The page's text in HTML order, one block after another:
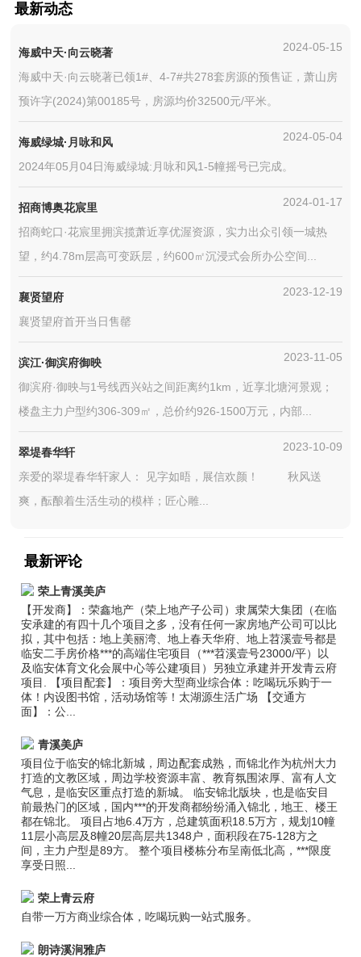
最新动态
海威中天·向云晓著 2024-05-15
海威中天·向云晓著已领1#、4-7#共278套房源的预售证，萧山房
预许字(2024)第00185号，房源均价32500元/平米。
海威绿城·月咏和风 2024-05-04
2024年05月04日海威绿城:月咏和风1-5幢摇号已完成。
招商博奥花宸里 2024-01-17
招商蛇口·花宸里拥滨揽萧近享优渥资源，实力出众引领一城热
望，约4.78m层高可变跃层，约600㎡沉浸式会所办公空间...
襄贤望府 2023-12-19
襄贤望府首开当日售罄
滨江·御滨府御映 2023-11-05
御滨府·御映与1号线西兴站之间距离约1km，近享北塘河景观；
楼盘主力户型约306-309㎡，总价约926-1500万元，内部...
翠堤春华轩 2023-10-09
亲爱的翠堤春华轩家人： 见字如晤，展信欢颜！ 秋风送
爽，酝酿着生活生动的模样；匠心雕...
最新评论
荣上青溪美庐
【开发商】：荣鑫地产（荣上地产子公司）隶属荣大集团（在临
安承建的有四十几个项目之多，没有任何一家房地产公司可以比
拟，其中包括：地上美丽湾、地上春天华府、地上苕溪壹号都是
临安二手房价格***的高端住宅项目（***苕溪壹号23000/平）以
及临安体育文化会展中心等公建项目）另独立承建并开发青云府
项目. 【项目配套】：项目旁大型商业综合体：吃喝玩乐购于一
体！内设图书馆，活动场馆等！太湖源生活广场 【交通方
面】：公...
青溪美庐
项目位于临安的锦北新城，周边配套成熟，而锦北作为杭州大力
打造的文教区域，周边学校资源丰富、教育氛围浓厚、富有人文
气息，是临安区重点打造的新城。 临安锦北版块，也是临安目
前最热门的区域，国内***的开发商都纷纷涌入锦北，地王、楼王
都在锦北。 项目占地6.4万方，总建筑面积18.5万方，规划10幢
11层小高层及8幢20层高层共1348户，面积段在75-128方之
间，主力户型是89方。 整个项目楼栋分布呈南低北高，***限度
享受日照...
荣上青云府
自带一万方商业综合体，吃喝玩购一站式服务。
朗诗溪涧雅庐